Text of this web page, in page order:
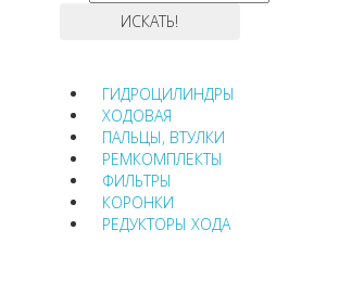
ГИДРОЦИЛИНДРЫ
ХОДОВАЯ
ПАЛЬЦЫ, ВТУЛКИ
РЕМКОМПЛЕКТЫ
ФИЛЬТРЫ
КОРОНКИ
РЕДУКТОРЫ ХОДА